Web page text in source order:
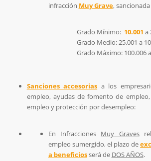
infracción Muy Grave,
Grado Mínimo: 10.001 a
Grado Medio: 25.001 a
Grado Máximo: 100.006
Sanciones accesorias a los
empleo, ayudas de fomento de
empleo y protección por desempleo:
En Infracciones Muy Graves
empleo sumergido, el plazo de
a beneficiosserá de DOS AÑOS.